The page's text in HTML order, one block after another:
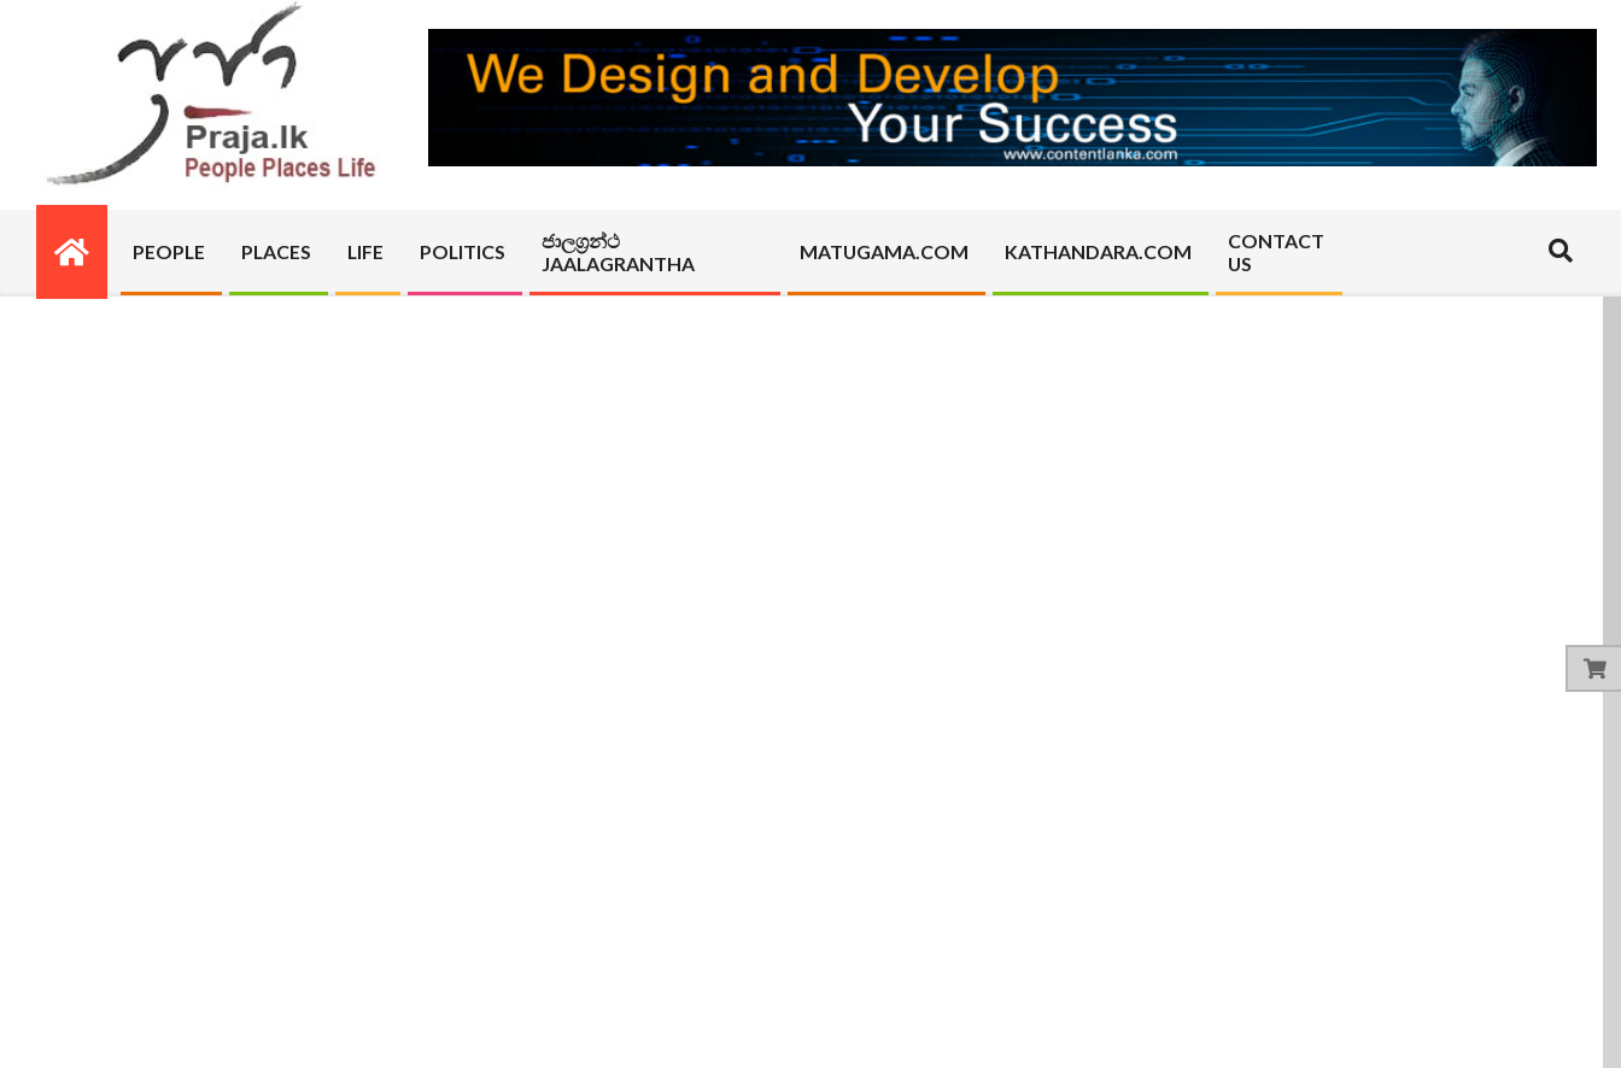
PRAJA.LK
Primary
Navigation
PEOPLE PLACES LIFE POLITICS
ජාලග්‍රන්ථ
JAALAGRANTHA
MATUGAMA.COM KATHANDARA.COM
CONTACT
US
Search